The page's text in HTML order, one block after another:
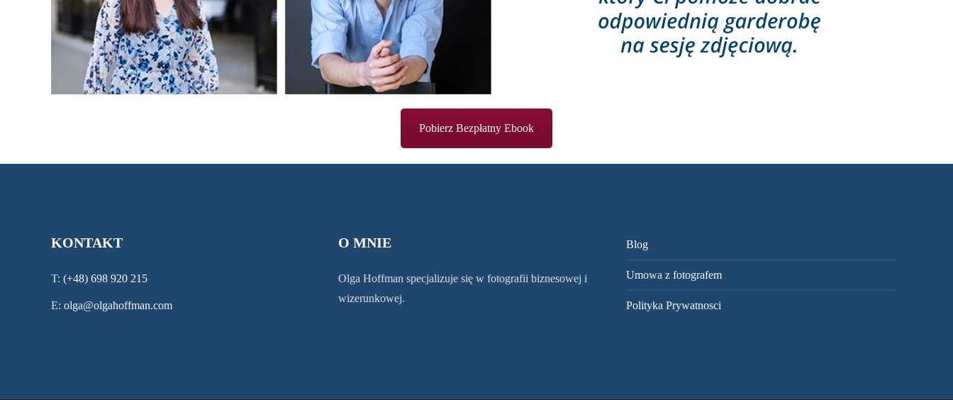
Pobierz Bezpłatny Ebook
KONTAKT
T: (+48) 698 920 215
E: olga@olgahoffman.com
O MNIE
Olga Hoffman specjalizuje się w fotografii biznesowej i
wizerunkowej.
Blog
Umowa z fotografem
Polityka Prywatnosci